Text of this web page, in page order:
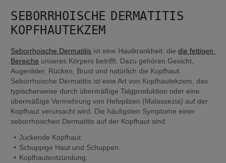
SEBORRHOISCHE DERMATITIS
KOPFHAUTEKZEM
Seborrhoische Dermatitis ist eine Hautkrankheit, die die fettigen
Bereiche unseres Körpers betrifft. Dazu gehören Gesicht,
Augenlider, Rücken, Brust und natürlich die Kopfhaut.
Seborrhoische Dermatitis ist eine Art von Kopfhautekzem, das
typischerweise durch übermäßige Talgproduktion oder eine
übermäßige Vermehrung von Hefepilzen (Malassezia) auf der
Kopfhaut verursacht wird. Die häufigsten Symptome einer
seborrhoischen Dermatitis auf der Kopfhaut sind:
Juckende Kopfhaut.
Schuppige Haut und Schuppen.
Kopfhautentzündung.